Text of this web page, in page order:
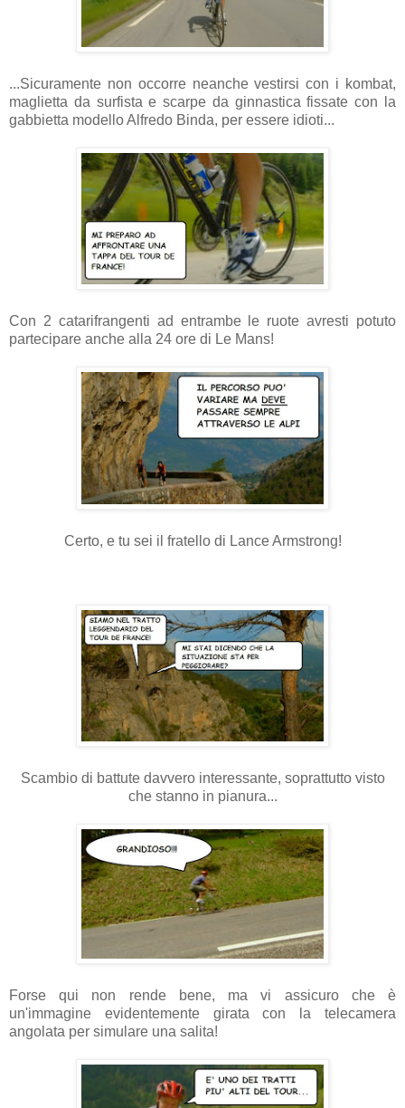
...Sicuramente non occorre neanche vestirsi con i kombat,
maglietta da surfista e scarpe da ginnastica fissate con la
gabbietta modello Alfredo Binda, per essere idioti...
Con 2 catarifrangenti ad entrambe le ruote avresti potuto
partecipare anche alla 24 ore di Le Mans!
Certo, e tu sei il fratello di Lance Armstrong!
Scambio di battute davvero interessante, soprattutto visto
che stanno in pianura...
Forse qui non rende bene, ma vi assicuro che è
un'immagine evidentemente girata con la telecamera
angolata per simulare una salita!